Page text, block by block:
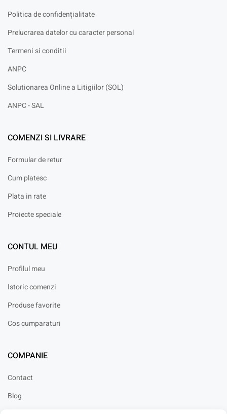
Politica de confidențialitate
Prelucrarea datelor cu caracter personal
Termeni si conditii
ANPC
Solutionarea Online a Litigiilor (SOL)
ANPC - SAL
COMENZI SI LIVRARE
Formular de retur
Cum platesc
Plata in rate
Proiecte speciale
CONTUL MEU
Profilul meu
Istoric comenzi
Produse favorite
Cos cumparaturi
COMPANIE
Contact
Blog